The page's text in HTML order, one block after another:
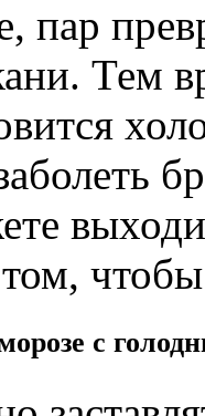
пар
Тем
с